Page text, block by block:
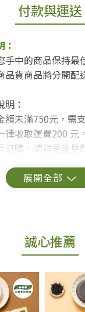
付款與運送
手中的商品保持最
品貨商品將分開配
：
額未滿750元，需
律收取運費200 元。
訂購，請詳見常見
：
有下列「不適用七
疵以外，恕不接受
提供該商品七天
上若商品未經使用
申請退換貨。
誠心推薦